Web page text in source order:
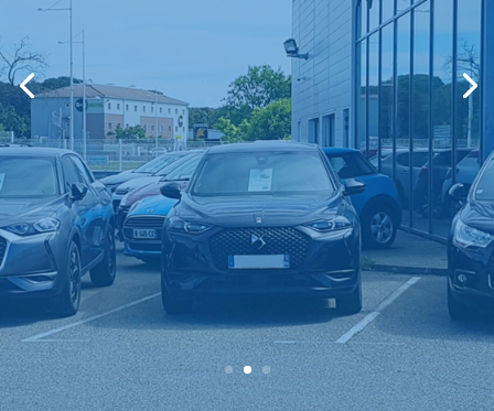
sauront vous
conseiller dans la
recherche de votre
prochain
véhicule...